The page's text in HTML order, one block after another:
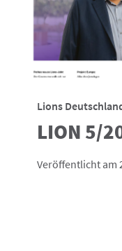
Lions
LION 5/
Veröffentlicht am